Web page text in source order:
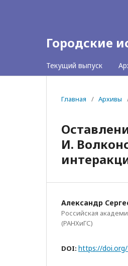
Городские
Текущий выпуск
Главная / Архивы
И.
Александр
Российская
(РАНХиГС)
DOI: https://doi.org/